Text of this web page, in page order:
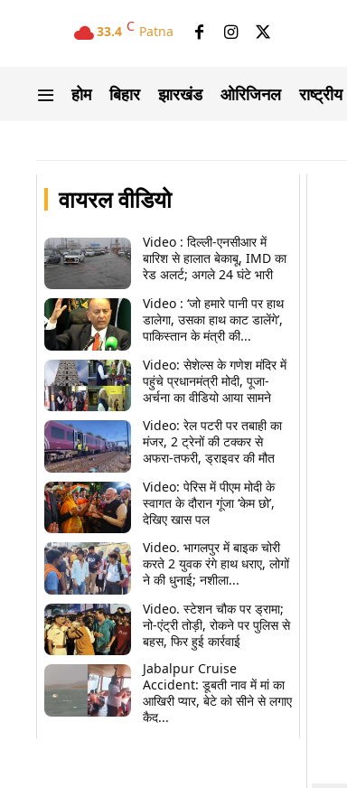
33.4 C Patna
होम बिहार झारखंड ओरिजिनल राष्ट्रीय
वायरल वीडियो
Video : दिल्ली-एनसीआर में
बारिश से हालात बेकाबू, IMD का
रेड अलर्ट; अगले 24 घंटे भारी
Video : ‘जो हमारे पानी पर हाथ
डालेगा, उसका हाथ काट डालेंगे’,
पाकिस्तान के मंत्री की...
Video: सेशेल्स के गणेश मंदिर में
पहुंचे प्रधानमंत्री मोदी, पूजा-
अर्चना का वीडियो आया सामने
Video: रेल पटरी पर तबाही का
मंजर, 2 ट्रेनों की टक्कर से
अफरा-तफरी, ड्राइवर की मौत
Video: पेरिस में पीएम मोदी के
स्वागत के दौरान गूंजा ‘केम छो’,
देखिए खास पल
Video. भागलपुर में बाइक चोरी
करते 2 युवक रंगे हाथ धराए, लोगों
ने की धुनाई; नशीला...
Video. स्टेशन चौक पर ड्रामा;
नो-एंट्री तोड़ी, रोकने पर पुलिस से
बहस, फिर हुई कार्रवाई
Jabalpur Cruise
Accident: डूबती नाव में मां का
आखिरी प्यार, बेटे को सीने से लगाए
कैद...